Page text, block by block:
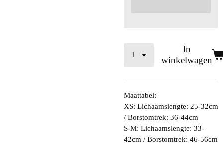
In
winkelwagen
Maattabel:
XS: Lichaamslengte: 25-32cm
/ Borstomtrek: 36-44cm
S-M: Lichaamslengte: 33-
42cm / Borstomtrek: 46-56cm